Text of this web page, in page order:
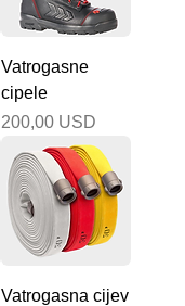
Vatrogasne
cipele
Cijena
200,00 USD
Vatrogasna cijev